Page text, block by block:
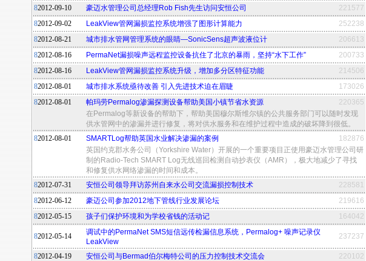
82012-09-10 豪迈水管理公司总经理Rob Fish先生访问安恒公司
221577
82012-09-02 LeakView管网漏损监控系统增强了图形计算能力
252238
82012-08-21 城市排水管网管理系统的眼睛—SonicSens超声波液位计
206613
82012-08-16 PermaNet漏损噪声远程监控设备抗住了北京的暴雨，坚持“水下工作”
200733
82012-08-16 LeakView管网漏损监控系统升级，增加多分区特征功能
214506
82012-08-01 城市排水系统亟待改善 引入先进技术迫在眉睫
173026
82012-08-01 帕玛劳Permalog渗漏探测设备帮助美国小镇节省水资源
220365
在Permalog等新设备的帮助下，帮助美国穆尔斯维尔镇的公共服务部门可以随时发现
供水管网中的渗漏并进行修复，将对供水服务和在维护过程中造成的破坏降到很低。
82012-08-01 SMARTLog帮助英国水业解决渗漏的案例
182876
英国约克郡水务公司（Yorkshire Water）开展的一个重要项目正使用豪迈水管理公司研
制的Radio-Tech SMART Log无线巡回检测自动抄表仪（AMR），极大地减少了寻找
和修复供水网络渗漏的时间和成本。
82012-07-31 安恒公司领导拜访苏州自来水公司交流漏损控制技术
228581
82012-06-12 豪迈公司参加2012地下管线行业发展论坛
219616
82012-05-15 孩子们保护环境和为学校省钱的活动记 164042
82012-05-14
调试中的PermaNet SMS短信远传检漏信息系统，Permalog+ 噪声记录仪
LeakView
237237
82012-04-19 安恒公司与Bermad伯尔梅特公司的压力控制技术交流会
220102